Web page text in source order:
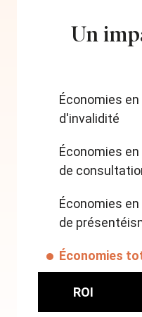
Un
Économies
d'invalidité
Économies
de
Économies
de
Économies
ROI